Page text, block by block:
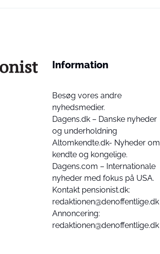
Information
Besøg vores andre
nyhedsmedier.
Dagens.dk – Danske nyheder
og underholdning
Altomkendte.dk- Nyheder om
kendte og kongelige.
Dagens.com – Internationale
nyheder med fokus på USA.
Kontakt pensionist.dk:
redaktionen@denoffentlige.dk
Annoncering:
redaktionen@denoffentlige.dk